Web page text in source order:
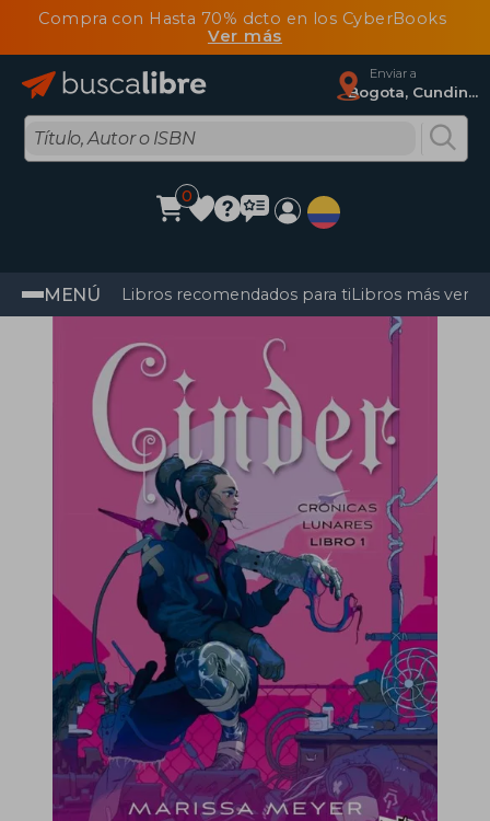
Compra con Hasta 70% dcto en los CyberBooks
Ver más
Enviar a
Bogota, Cundinamarca
0
MENÚ Libros recomendados para tiLibros más